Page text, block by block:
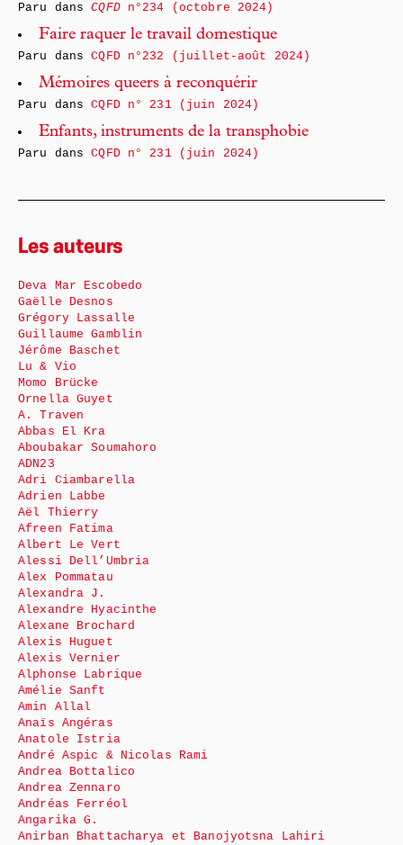
Paru dansCQFDn°234 (octobre 2024)
Faire raquer le travail domestique
Paru dansCQFD n°232 (juillet-août 2024)
Mémoires queers à reconquérir
Paru dansCQFD n° 231 (juin 2024)
Enfants, instruments de la transphobie
Paru dansCQFD n° 231 (juin 2024)
Les auteurs
Deva Mar Escobedo
Gaëlle Desnos
Grégory Lassalle
Guillaume Gamblin
Jérôme Baschet
Lu & Vio
Momo Brücke
Ornella Guyet
A. Traven
Abbas El Kra
Aboubakar Soumahoro
ADN23
Adri Ciambarella
Adrien Labbe
Aël Thierry
Afreen Fatima
Albert Le Vert
Alessi Dell’Umbria
Alex Pommatau
Alexandra J.
Alexandre Hyacinthe
Alexane Brochard
Alexis Huguet
Alexis Vernier
Alphonse Labrique
Amélie Sanft
Amin Allal
Anaïs Angéras
Anatole Istria
André Aspic & Nicolas Rami
Andrea Bottalico
Andrea Zennaro
Andréas Ferréol
Angarika G.
Anirban Bhattacharya et Banojyotsna Lahiri